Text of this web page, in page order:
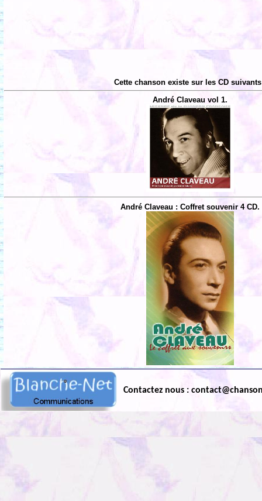
Cette chanson existe sur les CD
André Claveau vol 1.
André Claveau : Coffret souvenir 4 CD.
Contactez nous :